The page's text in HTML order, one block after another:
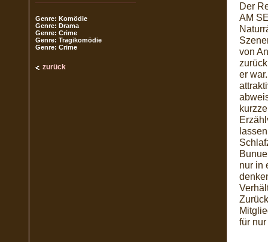
Genre: Komödie
Genre: Drama
Genre: Crime
Genre: Tragikomödie
Genre: Crime
zurück
Der
AM
von
er
nur in
für